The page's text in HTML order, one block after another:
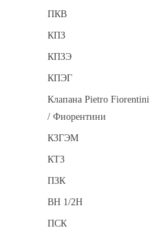
ПКВ
КПЗ
КПЗЭ
КПЭГ
Клапана Pietro Fiorentini
/ Фиорентини
КЗГЭМ
КТЗ
ПЗК
ВН 1/2Н
ПСК